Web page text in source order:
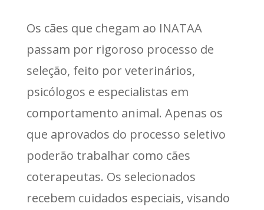
Os cães que chegam ao INATAA
passam por rigoroso processo de
seleção, feito por veterinários,
psicólogos e especialistas em
comportamento animal. Apenas os
que aprovados do processo seletivo
poderão trabalhar como cães
coterapeutas. Os selecionados
recebem cuidados especiais, visando